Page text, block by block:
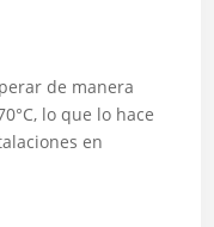
de manera
lo que lo hace
en